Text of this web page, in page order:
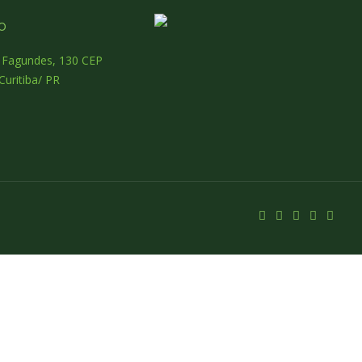
130 CEP
PR